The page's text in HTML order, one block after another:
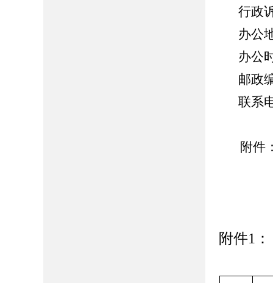
行政
办公
办公
邮政
联系
附件
附件1 ：